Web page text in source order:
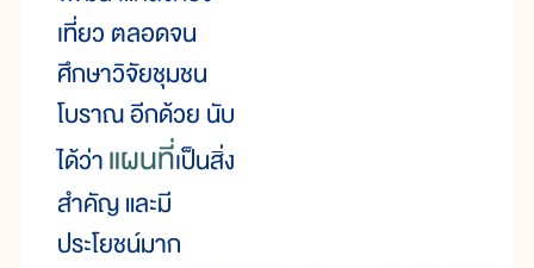
เที่ยว ตลอดจน
ศึกษาวิจัยชุมชน
โบราณ อีกด้วย นับ
ได้ว่าแผนที่เป็นสิ่ง
สำคัญ และมี
ประโยชน์มาก